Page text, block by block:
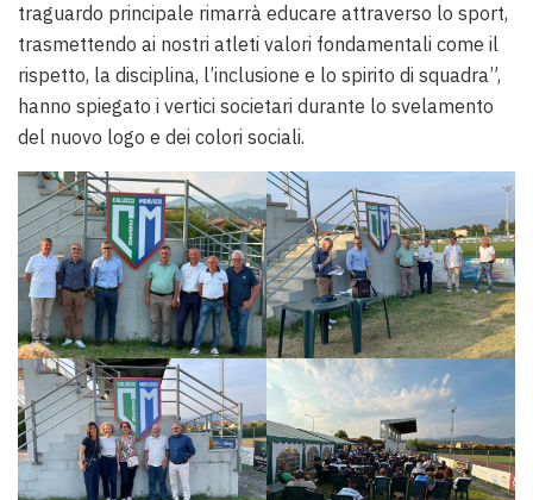
traguardo principale rimarrà educare attraverso lo sport,
trasmettendo ai nostri atleti valori fondamentali come il
rispetto, la disciplina, l’inclusione e lo spirito di squadra”,
hanno spiegato i vertici societari durante lo svelamento
del nuovo logo e dei colori sociali.